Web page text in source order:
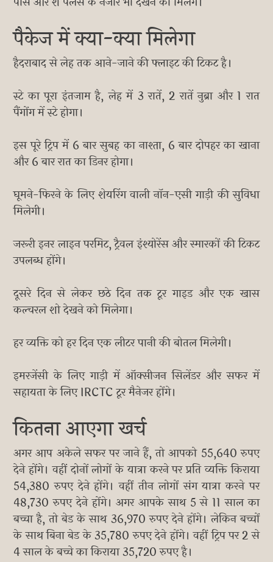
पैकेज में क्या-क्या मिलेगा
हैदराबाद से लेह तक आने-जाने की फ्लाइट की टिकट है।
स्टे का पूरा इंतजाम है, लेह में 3 रातें, 2 रातें नुब्रा और 1 रात
पैंगोंग में स्टे होगा।
इस पूरे ट्रिप में 6 बार सुबह का नाश्ता, 6 बार दोपहर का खाना
और 6 बार रात का डिनर होगा।
घूमने-फिरने के लिए शेयरिंग वाली नॉन-एसी गाड़ी की सुविधा
मिलेगी।
जरूरी इनर लाइन परमिट, ट्रैवल इंश्योरेंस और स्मारकों की टिकट
उपलब्ध होंगे।
दूसरे दिन से लेकर छठे दिन तक टूर गाइड और एक खास
कल्चरल शो देखने को मिलेगा।
हर व्यक्ति को हर दिन एक लीटर पानी की बोतल मिलेगी।
इमरजेंसी के लिए गाड़ी में ऑक्सीजन सिलेंडर और सफर में
सहायता के लिए IRCTC टूर मैनेजर होंगे।
कितना आएगा खर्च
अगर आप अकेले सफर पर जाने हैं, तो आपको 55,640 रुपए
देने होंगे। वहीं दोनों लोगों के यात्रा करने पर प्रति व्यक्ति किराया
54,380 रुपए देने होंगे। वहीं तीन लोगों संग यात्रा करने पर
48,730 रुपए देने होंगे। अगर आपके साथ 5 से 11 साल का
बच्चा है, तो बेड के साथ 36,970 रुपए देने होंगे। लेकिन बच्चों
के साथ बिना बेड के 35,780 रुपए देने होंगे। वहीं ट्रिप पर 2 से
4 साल के बच्चे का किराया 35,720 रुपए है।